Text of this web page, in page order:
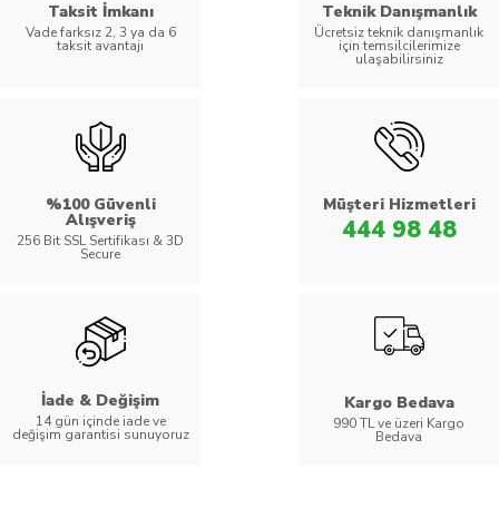
Taksit İmkanı
Vade farksız 2, 3 ya da 6
taksit avantajı
Teknik Danışmanlık
Ücretsiz teknik danışmanlık
için temsilcilerimize
ulaşabilirsiniz
%100 Güvenli
Alışveriş
256 Bit SSL Sertifikası & 3D
Secure
Müşteri Hizmetleri
444 98 48
İade & Değişim
14 gün içinde iade ve
değişim garantisi sunuyoruz
Kargo Bedava
990 TL ve üzeri Kargo
Bedava